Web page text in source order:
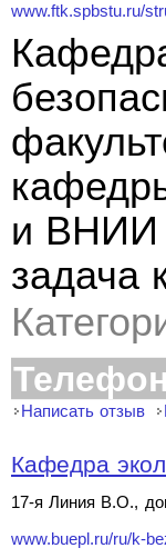
www.ftk.spbstu.ru/
и ВНИИ
Телефон
Написать отзыв
Кафедра
17-я Линия В.О.,
www.buepl.ru/ru/k-